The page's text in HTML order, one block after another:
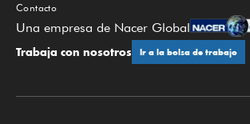
Contacto
Una empresa de Nacer Global
Trabaja con nosotros Ir a la bolsa de trabajo